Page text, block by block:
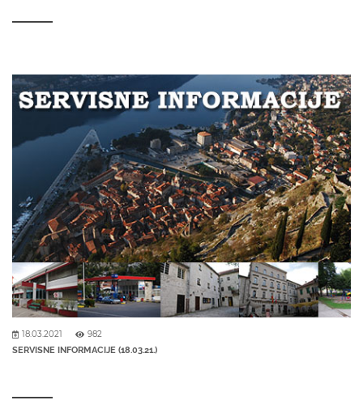
18.03.2021 982
SERVISNE INFORMACIJE (18.03.21.)